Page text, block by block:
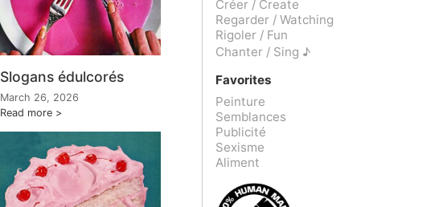
Slogans édulcorés
March 26, 2026
Read more
Créer / Create
Regarder / Watching
Rigoler / Fun
Chanter / Sing ♪
Favorites
Peinture
Semblances
Publicité
Sexisme
Aliment